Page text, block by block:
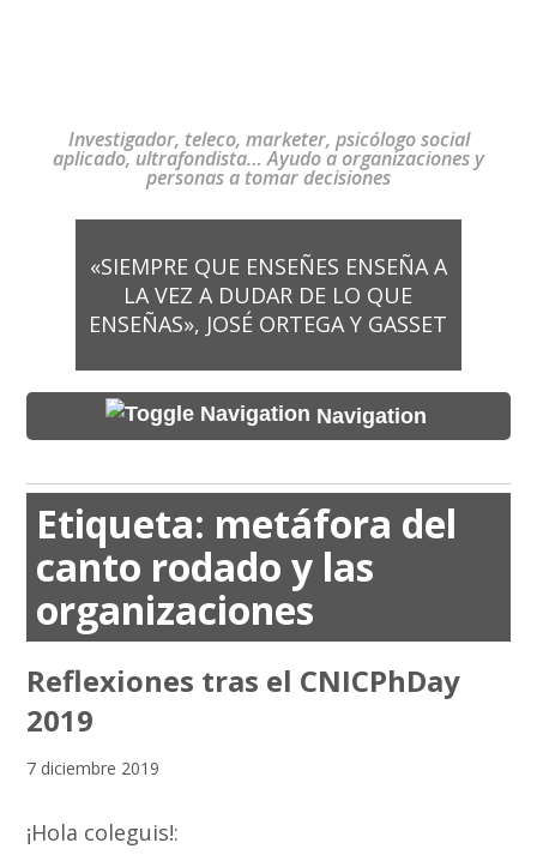
Investigador, teleco, marketer, psicólogo social
aplicado, ultrafondista… Ayudo a organizaciones y
personas a tomar decisiones
«SIEMPRE QUE ENSEÑES ENSEÑA A
LA VEZ A DUDAR DE LO QUE
ENSEÑAS», JOSÉ ORTEGA Y GASSET
Navigation
Etiqueta: metáfora del
canto rodado y las
organizaciones
Reflexiones tras el CNICPhDay
2019
7 diciembre 2019
¡Hola coleguis!: